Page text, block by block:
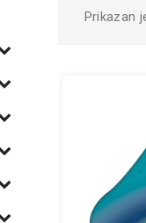
Prikazan